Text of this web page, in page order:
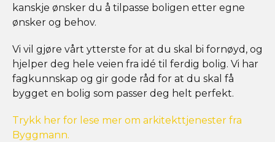
kanskje ønsker du å tilpasse boligen etter egne
ønsker og behov.
Vi vil gjøre vårt ytterste for at du skal bi fornøyd, og
hjelper deg hele veien fra idé til ferdig bolig. Vi har
fagkunnskap og gir gode råd for at du skal få
bygget en bolig som passer deg helt perfekt.
Trykk her for lese mer om arkitekttjenester fra
Byggmann.